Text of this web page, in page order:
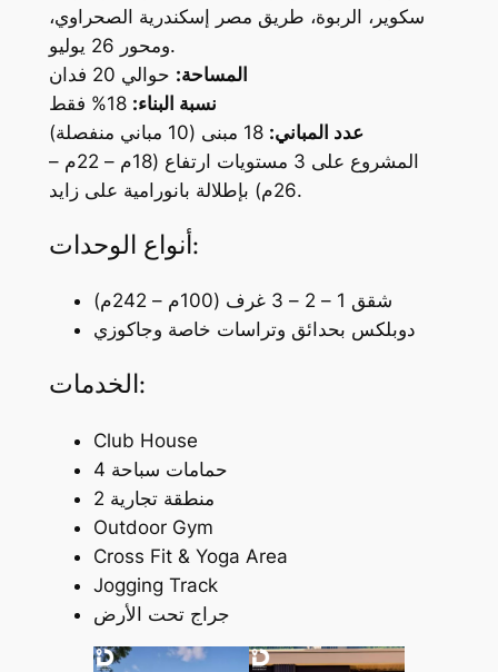
سكوير، الربوة، طريق مصر إسكندرية الصحراوي،
ومحور 26 يوليو.
المساحة: حوالي 20 فدان
نسبة البناء: 18% فقط
عدد المباني: 18 مبنى (10 مباني منفصلة)
المشروع على 3 مستويات ارتفاع (18م – 22م –
26م) بإطلالة بانورامية على زايد.
أنواع الوحدات:
شقق 1 – 2 – 3 غرف (100م – 242م)
دوبلكس بحدائق وتراسات خاصة وجاكوزي
الخدمات:
Club House
4 حمامات سباحة
2 منطقة تجارية
Outdoor Gym
Cross Fit & Yoga Area
Jogging Track
جراج تحت الأرض